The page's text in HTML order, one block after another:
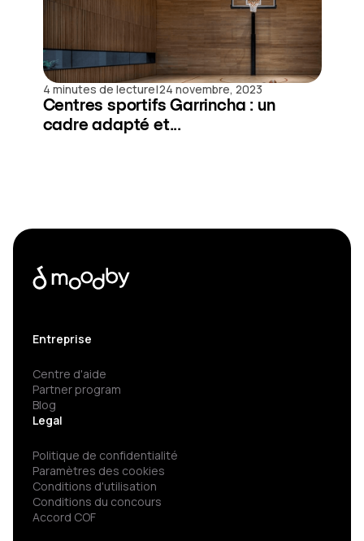
4 minutes de lecture|24 novembre, 2023
Centres sportifs Garrincha : un
cadre adapté et...
Entreprise
Centre d'aide
Partner program
Blog
Legal
Politique de confidentialité
Paramètres des cookies
Conditions d'utilisation
Conditions du concours
Accord COF